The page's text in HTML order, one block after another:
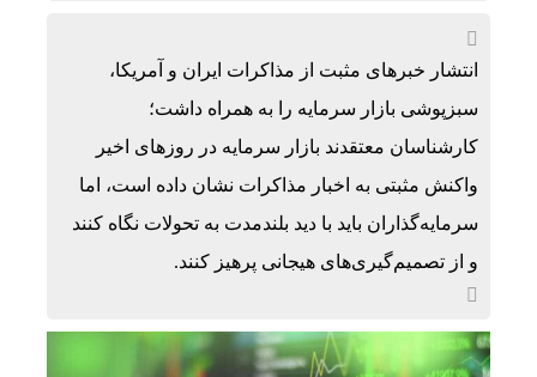
الزام احتمالی اتاق امن؛ هزینه ساخت مسکن چقدر
افت شدید صدور پروانه‌های ساختمانی؛ بازار
رگبار و رعدوبرق در راه شمال کشور؛ تهران
ایران پیشنهاد برگزاری دوره‌ای «اکسپو بریکس» را
انتشار خبر‌های مثبت از مذاکرات ایران و آمریکا،
سبزپوشی بازار سرمایه را به همراه داشت؛
کارشناسان معتقدند بازار سرمایه در روز‌های اخیر
واکنش مثبتی به اخبار مذاکرات نشان داده است، اما
سرمایه‌گذاران باید با دید بلندمدت به تحولات نگاه کنند
و از تصمیم‌گیری‌های هیجانی پرهیز کنند.